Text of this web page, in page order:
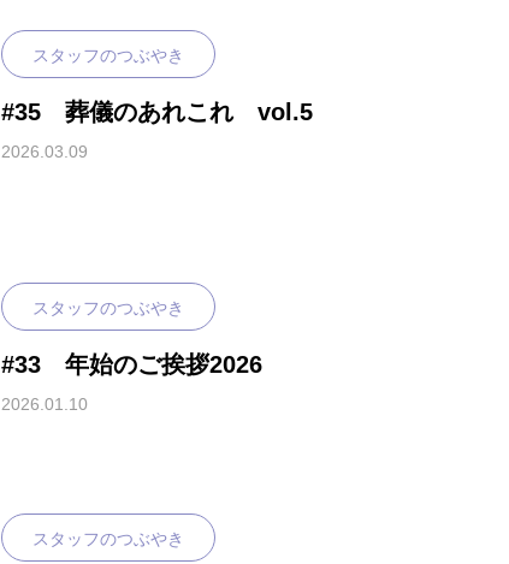
スタッフのつぶやき
#35 葬儀のあれこれ vol.5
2026.03.09
スタッフのつぶやき
#33 年始のご挨拶2026
2026.01.10
スタッフのつぶやき